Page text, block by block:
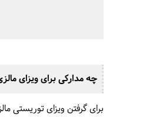
چه مدارکی برای ویزای
برای گرفتن ویزای توریستی مالزی بیش از 14 روز لازم است